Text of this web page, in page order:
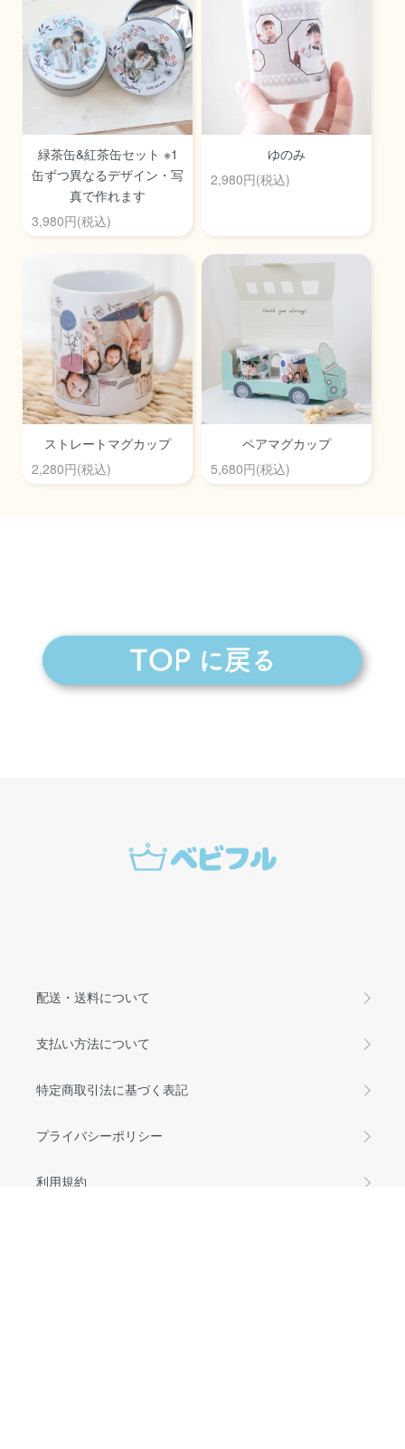
緑茶缶&紅茶缶セット ※1
缶ずつ異なるデザイン・写
真で作れます
3,980円(税込)
ゆのみ
2,980円(税込)
ストレートマグカップ
2,280円(税込)
ペアマグカップ
5,680円(税込)
配送・送料について
支払い方法について
特定商取引法に基づく表記
プライバシーポリシー
利用規約